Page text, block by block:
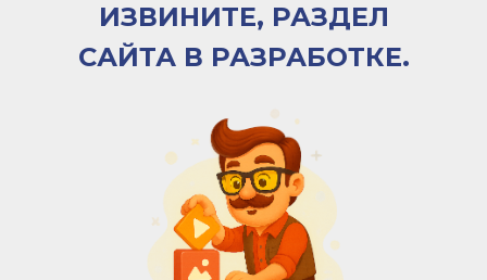
ИЗВИНИТЕ, РАЗДЕЛ
САЙТА В РАЗРАБОТКЕ.